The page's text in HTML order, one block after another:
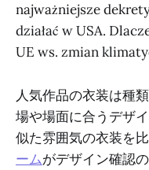
najważniejsze
działać w USA.
UE ws. zmian
人気作品の衣装は種
場や場面に合うデザ
似た雰囲気の衣装を比
ームがデザイン確認